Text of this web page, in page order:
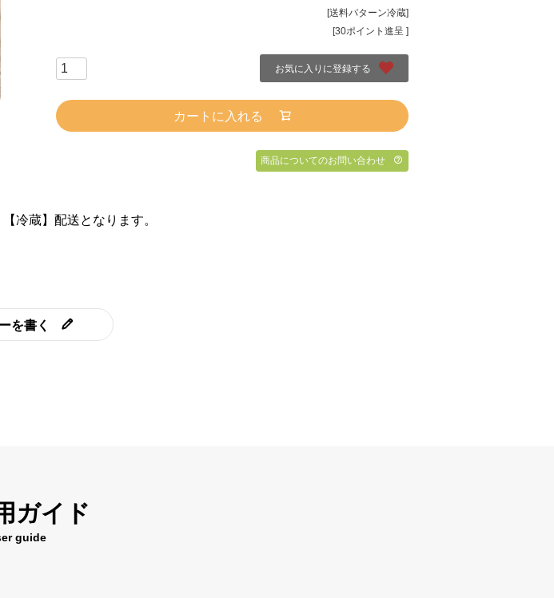
送料パターン冷蔵
[30ポイント進呈 ]
お気に入りに登録する
カートに入れる
商品についてのお問い合わせ
冷蔵】配送となります。
を書く
ガイド
guide